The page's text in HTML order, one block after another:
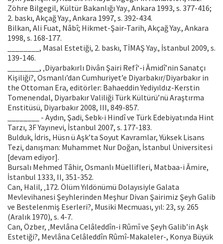
Zöhre Bilgegil, Kültür Bakanlığı Yay., Ankara 1993, s. 377-416;
2. baskı, Akçağ Yay., Ankara 1997, s. 392-434.
Bilkan, Ali Fuat, Nâbî; Hikmet-Şair-Tarih, Akçağ Yay., Ankara
1998, s. 168-177.
________, Masal Estetiği, 2. baskı, TİMAŞ Yay., İstanbul 2009, s.
139-146.
________, ‚Diyarbakırlı Divân Şairi Refî‘-i Âmidî’nin Sanatçı
Kişiliği?, Osmanlı’dan Cumhuriyet’e Diyarbakır/Diyarbakır in
the Ottoman Era, editörler: Bahaeddin Yediyıldız-Kerstin
Tomenendal, Diyarbakır Valiliği Türk Kültürü’nü Araştırma
Enstitüsü, Diyarbakır 2008, III, 849-857.
________ - Aydın, Şadi, Sebk-i Hindî ve Türk Edebiyatında Hint
Tarzı, 3F Yayınevi, İstanbul 2007, s. 177-183.
Bulduk, İdris, Hüsn ü Aşk’ta Soyut Kavramlar, Yüksek Lisans
Tezi, danışman: Muhammet Nur Doğan, İstanbul Üniversitesi
[devam ediyor].
Bursalı Mehmed Tâhir, Osmanlı Müellifleri, Matbaa-i Âmire,
İstanbul 1333, II, 351-352.
Can, Halil, ‚172. Ölüm Yıldönümü Dolayısiyle Galata
Mevlevihanesi Şeyhlerinden Meşhur Divan Şairimiz Şeyh Galib
ve Bestelenmiş Eserleri?, Musiki Mecmuası, yıl: 23, sy. 265
(Aralık 1970), s. 4-7.
Can, Özber, ‚Mevlâna Celâleddîn-i Rûmî ve Şeyh Galib’in Aşk
Estetiği?, Mevlâna Celâleddîn Rûmî-Makaleler-, Konya Büyük